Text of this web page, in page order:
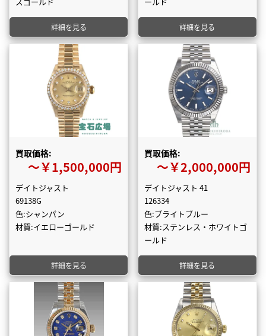
詳細を見る 詳細を見る
買取価格:
〜￥1,500,000円
デイトジャスト
69138G
色:シャンパン
材質:イエローゴールド
詳細を見る
買取価格:
〜￥2,000,000円
デイトジャスト 41
126334
色:ブライトブルー
材質:ステンレス・ホワイトゴ
ールド
詳細を見る